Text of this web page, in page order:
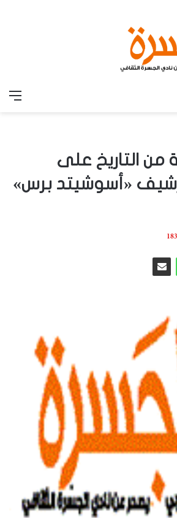
من التاريخ على
«أسوشيتد برس»
183